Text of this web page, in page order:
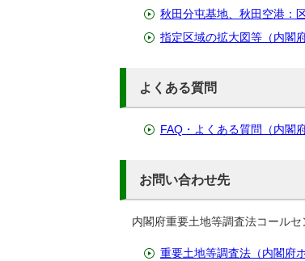
秋田分屯基地、秋田空港：
指定区域の拡大図等（内閣
よくある質問
FAQ・よくある質問（内閣
お問い合わせ先
内閣府重要土地等調査法コール
重要土地等調査法（内閣府